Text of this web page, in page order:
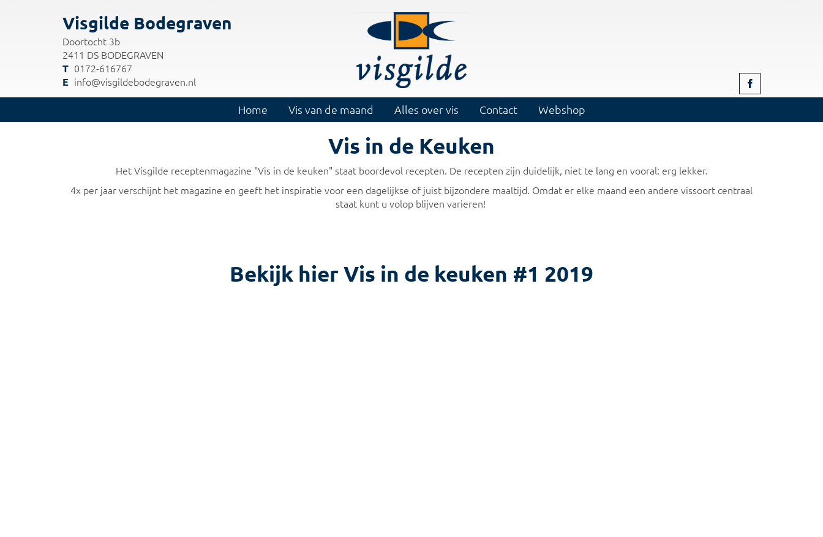
Visgilde Bodegraven
Doortocht 3b
2411 DS BODEGRAVEN
0172-616767
info@visgildebodegraven.nl
Home Vis van de maand Alles over vis Contact Webshop
Vis in de Keuken
Het Visgilde receptenmagazine "Vis in de keuken" staat boordevol recepten. De recepten zijn duidelijk, niet te lang en vooral: erg lekker.
4x per jaar verschijnt het magazine en geeft het inspiratie voor een dagelijkse of juist bijzondere maaltijd. Omdat er elke maand een andere vissoort centraal
staat kunt u volop blijven varieren!
Bekijk hier Vis in de keuken #1 2019